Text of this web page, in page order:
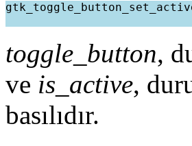
toggle_button,
ve is_active,
basılıdır.